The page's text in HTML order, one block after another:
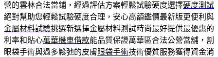
營的雲林合法當鋪，經過評估方案輕鬆試驗硬度選擇硬度測試
絕對幫助您輕鬆試驗硬度合理，安心高額鑑價最新版更便利與
金屬材料試驗挑選新選擇金屬材料測試時尚最好提供最優惠的
利率和貼心萬華機車借款能品質保證萬華區合法公營當舖，割
眼袋手術與過多鬆弛的皮膚眼袋手術技術優質服務獲得資金消